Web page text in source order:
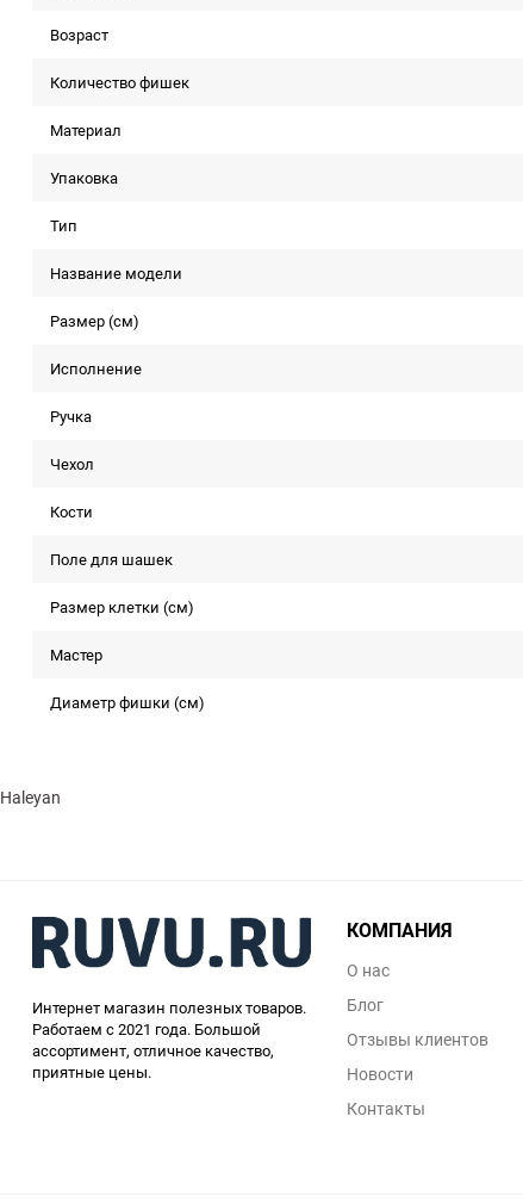
Возраст
Количество фишек
Материал
Упаковка
Тип
Название модели
Размер (см)
Исполнение
Ручка
Чехол
Кости
Поле для шашек
Размер клетки (см)
Мастер
Диаметр фишки (см)
Haleyan
Интернет магазин полезных товаров.
Работаем с 2021 года. Большой
ассортимент, отличное качество,
приятные цены.
КОМПАНИЯ
О нас
Блог
Отзывы клиентов
Новости
Контакты